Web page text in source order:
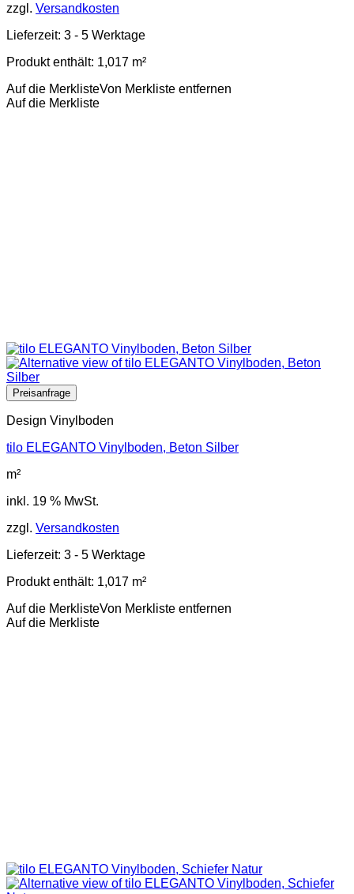
zzgl. Versandkosten
Lieferzeit: 3 - 5 Werktage
Produkt enthält: 1,017 m²
Auf die MerklisteVon Merkliste entfernen
Auf die Merkliste
Design Vinylboden
tilo ELEGANTO Vinylboden, Beton Silber
m²
inkl. 19 % MwSt.
zzgl. Versandkosten
Lieferzeit: 3 - 5 Werktage
Produkt enthält: 1,017 m²
Auf die MerklisteVon Merkliste entfernen
Auf die Merkliste